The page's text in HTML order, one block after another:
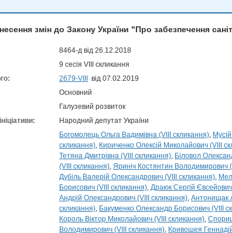
змін до Закону України "Про забезпечення
8464-д від 26.12.2018
9 сесія VIII скликання
2679-VIII
від 07.02.2019
Основний
Галузевий розвиток
Народний депутат України
Богомолець Ольга Вадимівна (VIII скликання)
скликання) Кириченко Олексій Миколайович (VIII
Тетяна Дмитрівна (VIII скликання) Біловол
(VIII скликання) Яриніч Костянтин Володимирович
Дубіль Валерій Олександрович (VIII скликання)
Борисович (VIII скликання) Драюк Сергій
Андрій Олександрович (VIII скликання) Антонищак
скликання) Бакуменко Олександр Борисович (VIII
Король Віктор Миколайович (VIII скликання)
Володимирович (VIII скликання) Кривошея